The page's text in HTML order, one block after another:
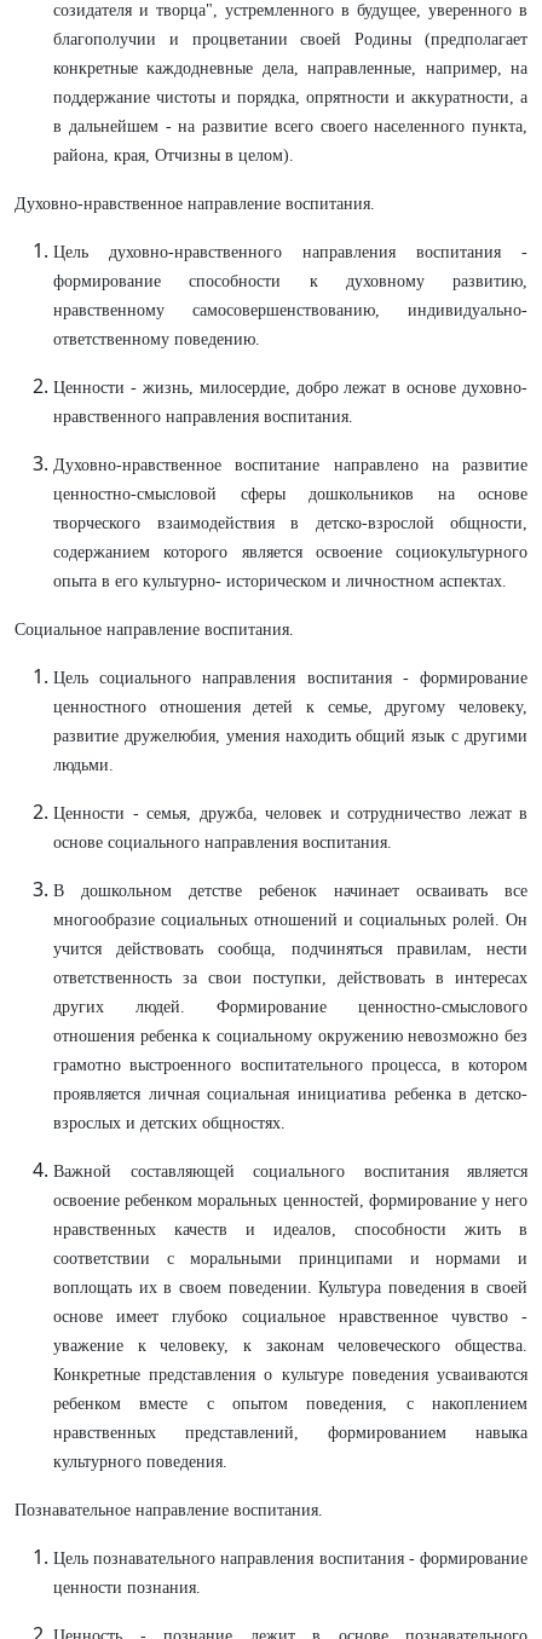
созидателя и творца", устремленного в будущее, уверенного в
благополучии и процветании своей Родины (предполагает
конкретные каждодневные дела, направленные, например, на
поддержание чистоты и порядка, опрятности и аккуратности, а
в дальнейшем - на развитие всего своего населенного пункта,
района, края, Отчизны в целом).
Духовно-нравственное направление воспитания.
Цель духовно-нравственного направления воспитания -
формирование способности к духовному развитию,
нравственному самосовершенствованию, индивидуально-
ответственному поведению.
Ценности - жизнь, милосердие, добро лежат в основе духовно-
нравственного направления воспитания.
Духовно-нравственное воспитание направлено на развитие
ценностно-смысловой сферы дошкольников на основе
творческого взаимодействия в детско-взрослой общности,
содержанием которого является освоение социокультурного
опыта в его культурно- историческом и личностном аспектах.
Социальное направление воспитания.
Цель социального направления воспитания - формирование
ценностного отношения детей к семье, другому человеку,
развитие дружелюбия, умения находить общий язык с другими
людьми.
Ценности - семья, дружба, человек и сотрудничество лежат в
основе социального направления воспитания.
В дошкольном детстве ребенок начинает осваивать все
многообразие социальных отношений и социальных ролей. Он
учится действовать сообща, подчиняться правилам, нести
ответственность за свои поступки, действовать в интересах
других людей. Формирование ценностно-смыслового
отношения ребенка к социальному окружению невозможно без
грамотно выстроенного воспитательного процесса, в котором
проявляется личная социальная инициатива ребенка в детско-
взрослых и детских общностях.
Важной составляющей социального воспитания является
освоение ребенком моральных ценностей, формирование у него
нравственных качеств и идеалов, способности жить в
соответствии с моральными принципами и нормами и
воплощать их в своем поведении. Культура поведения в своей
основе имеет глубоко социальное нравственное чувство -
уважение к человеку, к законам человеческого общества.
Конкретные представления о культуре поведения усваиваются
ребенком вместе с опытом поведения, с накоплением
нравственных представлений, формированием навыка
культурного поведения.
Познавательное направление воспитания.
Цель познавательного направления воспитания - формирование
ценности познания.